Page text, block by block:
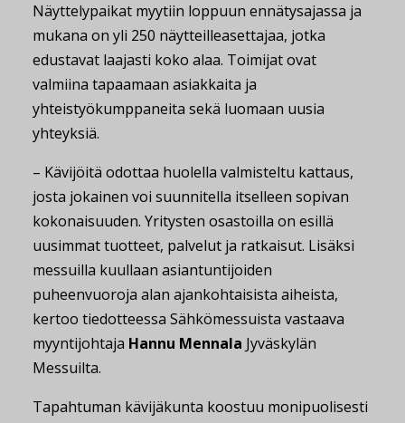
Näyttelypaikat myytiin loppuun ennätysajassa ja
mukana on yli 250 näytteilleasettajaa, jotka
edustavat laajasti koko alaa. Toimijat ovat
valmiina tapaamaan asiakkaita ja
yhteistyökumppaneita sekä luomaan uusia
yhteyksiä.
– Kävijöitä odottaa huolella valmisteltu kattaus,
josta jokainen voi suunnitella itselleen sopivan
kokonaisuuden. Yritysten osastoilla on esillä
uusimmat tuotteet, palvelut ja ratkaisut. Lisäksi
messuilla kuullaan asiantuntijoiden
puheenvuoroja alan ajankohtaisista aiheista,
kertoo tiedotteessa Sähkömessuista vastaava
myyntijohtaja Hannu Mennala Jyväskylän
Messuilta.
Tapahtuman kävijäkunta koostuu monipuolisesti